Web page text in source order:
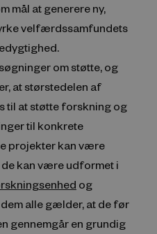
mål at generere ny,
velfærdssamfundets
om støtte, og
at størstedelen af
til at støtte forskning og
til konkrete
projekter kan være
kan være udformet i
og
dem alle gælder, at de før
gennemgår en grundig